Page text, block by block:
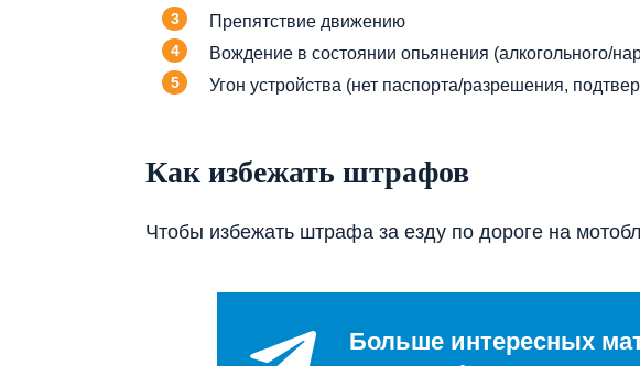
Препятствие движению
Вождение в состоянии опьянения (алкогольного/
Угон устройства (нет паспорта/разрешения,
Как избежать штрафов
Чтобы избежать штрафа за езду по дороге на
Больше интересных